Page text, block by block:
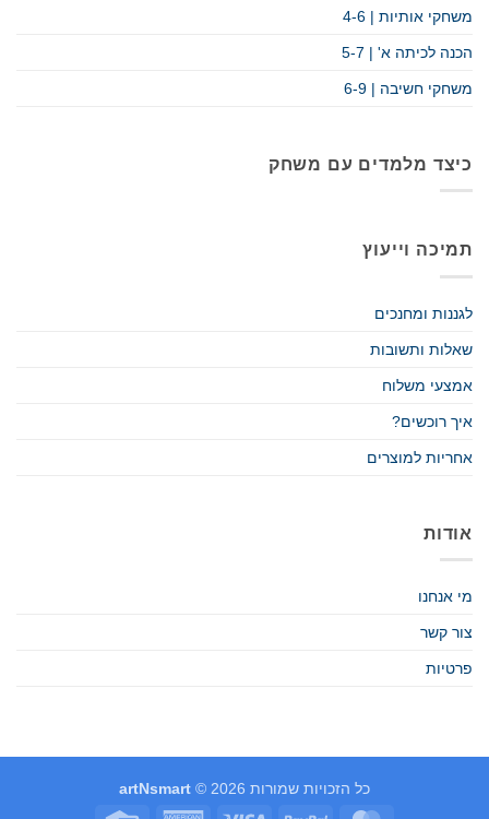
משחקי אותיות | 4-6
הכנה לכיתה א' | 5-7
משחקי חשיבה | 6-9
כיצד מלמדים עם משחק
תמיכה וייעוץ
לגננות ומחנכים
שאלות ותשובות
אמצעי משלוח
איך רוכשים?
אחריות למוצרים
אודות
מי אנחנו
צור קשר
פרטיות
כל הזכויות שמורות 2026 ©
artNsmart